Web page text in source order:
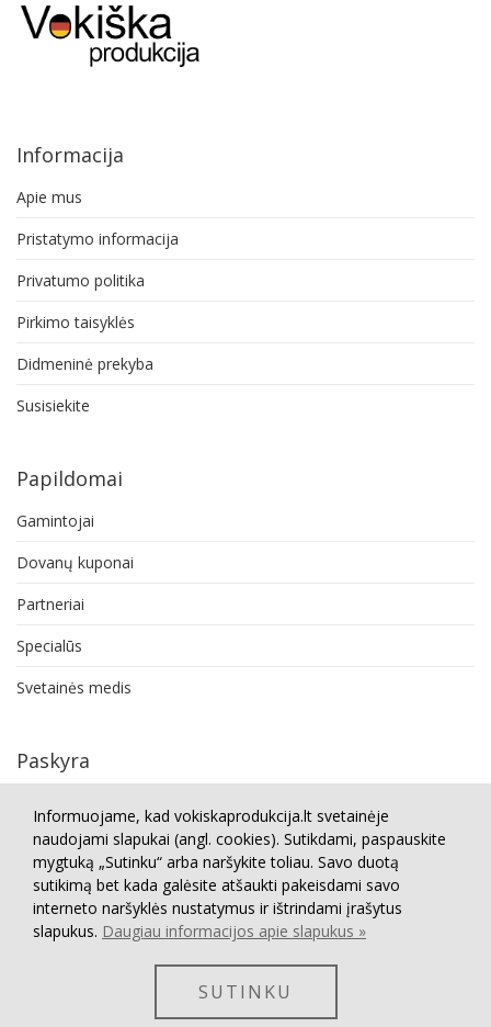
Informacija
Apie mus
Pristatymo informacija
Privatumo politika
Pirkimo taisyklės
Didmeninė prekyba
Susisiekite
Papildomai
Gamintojai
Dovanų kuponai
Partneriai
Specialūs
Svetainės medis
Paskyra
Užsakymų istorija
Grąžinimai
Norų sąrašas
Informuojame, kad vokiskaprodukcija.lt svetainėje
naudojami slapukai (angl. cookies). Sutikdami, paspauskite
mygtuką „Sutinku“ arba naršykite toliau. Savo duotą
sutikimą bet kada galėsite atšaukti pakeisdami savo
interneto naršyklės nustatymus ir ištrindami įrašytus
slapukus. Daugiau informacijos apie slapukus »
SUTINKU